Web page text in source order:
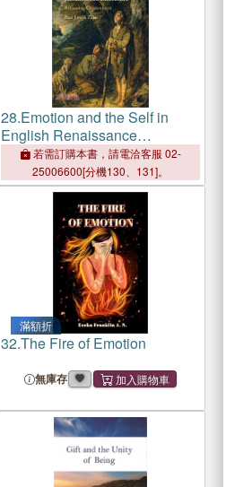
28.Emotion and the Self in
English Renaissance
Literature: Reforming
Contentment
若需訂購本書，請電洽客服 02-
25006600[分機130、131]。
滿額折
32.The Fire of Emotion
無庫存